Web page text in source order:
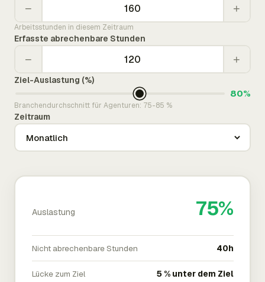
− +
Arbeitsstunden in diesem Zeitraum
Erfasste abrechenbare Stunden
− +
Ziel-Auslastung (%)
80%
Branchendurchschnitt für Agenturen: 75-85 %
Zeitraum
Auslastung 75%
Nicht abrechenbare Stunden 40h
Lücke zum Ziel 5 % unter dem Ziel